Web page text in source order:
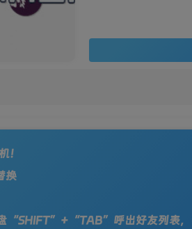
！
换
“SHIFT”+“TAB”呼出好友列表，